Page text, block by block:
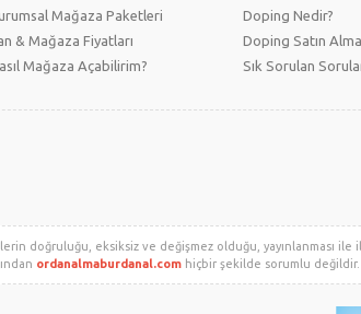
Mağaza Paketleri
& Mağaza Fiyatları
Mağaza Açabilirim?
Doping Nedir?
Doping Satın
Sık Sorulan
doğruluğu, eksiksiz ve değişmez olduğu, yayınlanması
ordanalmaburdanal.com hiçbir şekilde sorumlu